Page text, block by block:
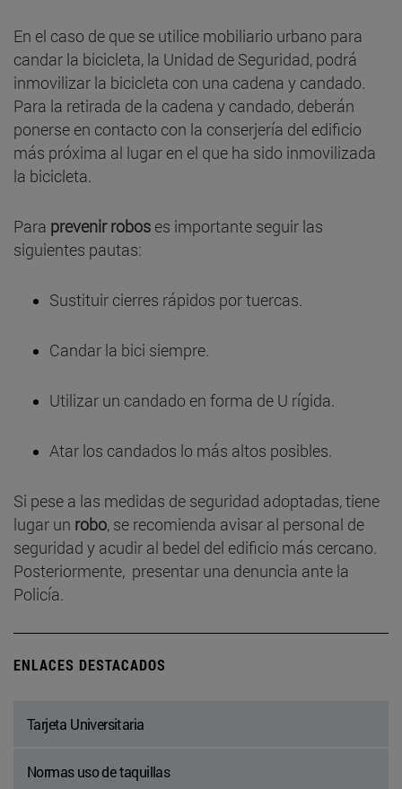
En el caso de que se utilice mobiliario urbano para
candar la bicicleta, la Unidad de Seguridad, podrá
inmovilizar la bicicleta con una cadena y candado.
Para la retirada de la cadena y candado, deberán
ponerse en contacto con la conserjería del edificio
más próxima al lugar en el que ha sido inmovilizada
la bicicleta.
Para prevenir robos es importante seguir las
siguientes pautas:
Sustituir cierres rápidos por tuercas.
Candar la bici siempre.
Utilizar un candado en forma de U rígida.
Atar los candados lo más altos posibles.
Si pese a las medidas de seguridad adoptadas, tiene
lugar un robo, se recomienda avisar al personal de
seguridad y acudir al bedel del edificio más cercano.
Posteriormente, presentar una denuncia ante la
Policía.
ENLACES DESTACADOS
Tarjeta Universitaria
Normas uso de taquillas